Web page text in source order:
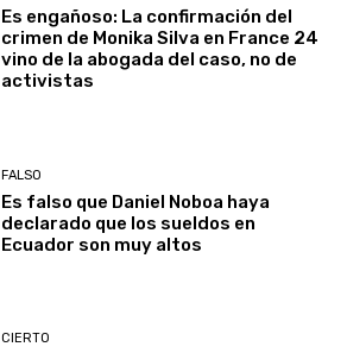
Es engañoso: La confirmación del
crimen de Monika Silva en France 24
vino de la abogada del caso, no de
activistas
FALSO
Es falso que Daniel Noboa haya
declarado que los sueldos en
Ecuador son muy altos
CIERTO